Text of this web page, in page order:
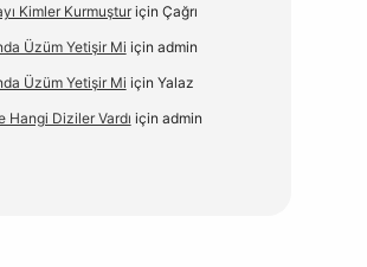
Kimler Kurmuşturiçin Çağrı
Üzüm Yetişir Mi için admin
Üzüm Yetişir Mi için Yalaz
Hangi Diziler Vardı için admin